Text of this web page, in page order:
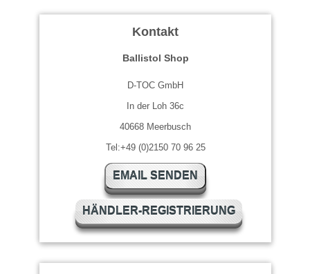
Kontakt
Ballistol Shop
D-TOC GmbH
In der Loh 36c
40668 Meerbusch
Tel:+49 (0)2150 70 96 25
EMAIL SENDEN
HÄNDLER-REGISTRIERUNG